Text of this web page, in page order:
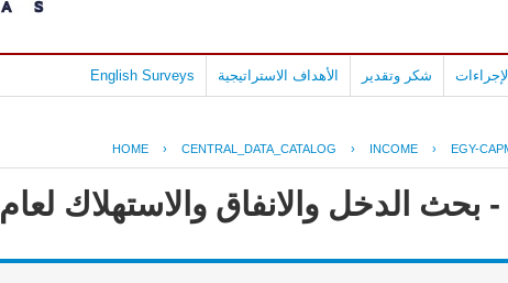
شكر وتقدير الأهداف الاستراتيجية English Surveys
HOME › CENTRAL_DATA_CATALOG › INCOME › EGY-
الدخل والانفاق والاستهلاك لعام 2009/2008